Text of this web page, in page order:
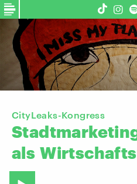
CityLeaks-Kongress
als